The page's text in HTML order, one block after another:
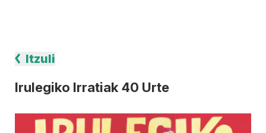
Itzuli
Irulegiko Irratiak 40 Urte